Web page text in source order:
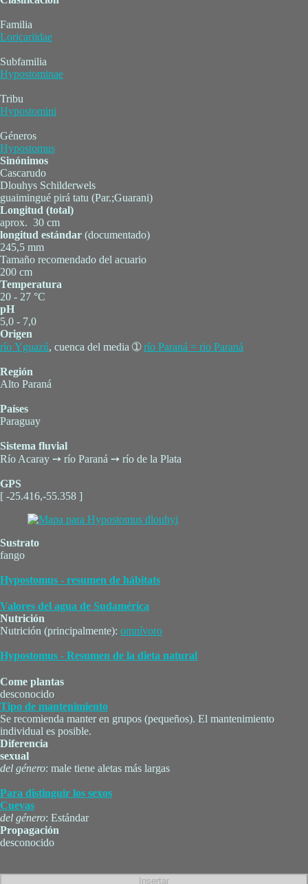
Familia
Loricariidae
Subfamilia
Hypostominae
Tribu
Hypostomini
Géneros
Hypostomus
Sinónimos
Cascarudo
Dlouhys Schilderwels
guaimingué pirá tatu (Par.;Guarani)
Longitud (total)
aprox. 30 cm
longitud estándar (documentado)
245,5 mm
Tamaño recomendado del acuario
200 cm
Temperatura
20 - 27 °C
pH
5,0 - 7,0
Origen
río Yguazú, cuenca del media ➀río Paraná = rio Paraná
Región
Alto Paraná
Países
Paraguay
Sistema fluvial
Río Acaray ➙ río Paraná ➙ río de la Plata
GPS
[ -25.416,-55.358 ]
Sustrato
fango
Hypostomus - resumen de hábitats
Valores del agua de Sudamérica
Nutrición
Nutrición (principalmente): omnívoro
Hypostomus - Resumen de la dieta natural
Come plantas
desconocido
Tipo de mantenimiento
Se recomienda manter en grupos (pequeños). El mantenimiento
individual es posible.
Diferencia
sexual
del género: male tiene aletas más largas
Para distinguir los sexos
Cuevas
del género: Estándar
Propagación
desconocido